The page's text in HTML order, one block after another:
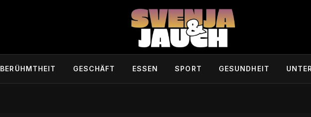
BERÜHMTHEIT GESCHÄFT ESSEN SPORT GESUNDHEIT